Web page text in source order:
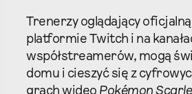
Trenerzy oglądający
platformie Twitch i na
współstreamerów, mogą
domu i cieszyć się z